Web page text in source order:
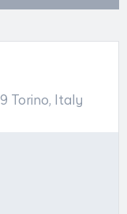
Torino, Italy